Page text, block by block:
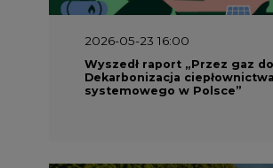
2026-05-23 16:00
Wyszedł raport „Przez gaz
Dekarbonizacja ciepłownictwa
systemowego w Polsce”